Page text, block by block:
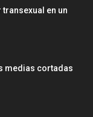
transexual en un
medias cortadas